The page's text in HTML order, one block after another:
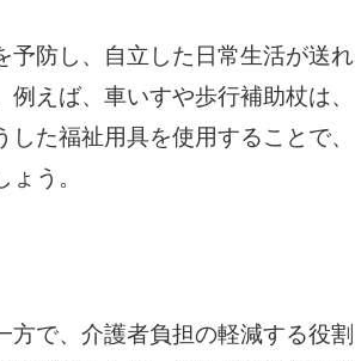
予防し、自立した日常生活が送れ
えば、車いすや歩行補助杖は、
た福祉用具を使用することで、
う。
で、介護者負担の軽減する役割